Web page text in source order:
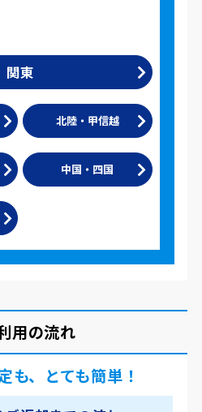
関東
北陸・甲信越
中国・四国
用の流れ
も、とても簡単！